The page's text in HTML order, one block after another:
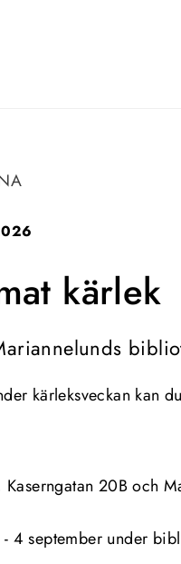
kärlek
kärleksveckan kan
20B och
- 4 september under